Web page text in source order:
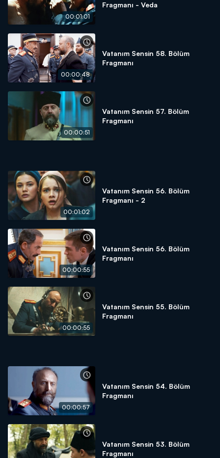
00:01:01
Fragmanı - Veda
00:00:48
Vatanım Sensin 58. Bölüm
Fragmanı
00:00:51
Vatanım Sensin 57. Bölüm
Fragmanı
00:01:02
Vatanım Sensin 56. Bölüm
Fragmanı - 2
00:00:55
Vatanım Sensin 56. Bölüm
Fragmanı
00:00:55
Vatanım Sensin 55. Bölüm
Fragmanı
00:00:57
Vatanım Sensin 54. Bölüm
Fragmanı
Vatanım Sensin 53. Bölüm
Fragmanı